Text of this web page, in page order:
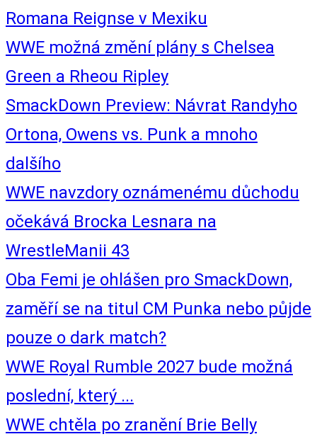
Romana Reignse v Mexiku
WWE možná změní plány s Chelsea
Green a Rheou Ripley
SmackDown Preview: Návrat Randyho
Ortona, Owens vs. Punk a mnoho
dalšího
WWE navzdory oznámenému důchodu
očekává Brocka Lesnara na
WrestleManii 43
Oba Femi je ohlášen pro SmackDown,
zaměří se na titul CM Punka nebo půjde
pouze o dark match?
WWE Royal Rumble 2027 bude možná
poslední, který ...
WWE chtěla po zranění Brie Belly